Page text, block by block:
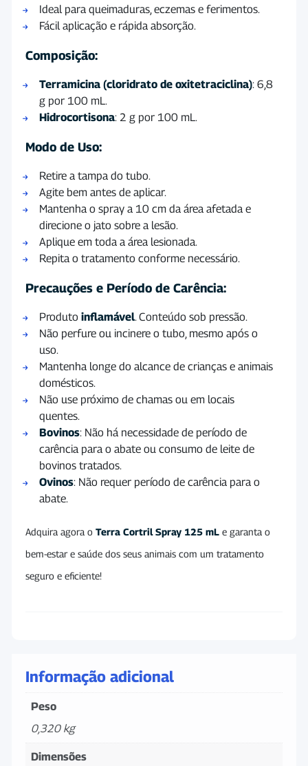
Ideal para queimaduras, eczemas e ferimentos.
Fácil aplicação e rápida absorção.
Composição:
Terramicina (cloridrato de oxitetraciclina): 6,8
g por 100 mL.
Hidrocortisona: 2 g por 100 mL.
Modo de Uso:
Retire a tampa do tubo.
Agite bem antes de aplicar.
Mantenha o spray a 10 cm da área afetada e
direcione o jato sobre a lesão.
Aplique em toda a área lesionada.
Repita o tratamento conforme necessário.
Precauções e Período de Carência:
Produto inflamável. Conteúdo sob pressão.
Não perfure ou incinere o tubo, mesmo após o
uso.
Mantenha longe do alcance de crianças e animais
domésticos.
Não use próximo de chamas ou em locais
quentes.
Bovinos: Não há necessidade de período de
carência para o abate ou consumo de leite de
bovinos tratados.
Ovinos: Não requer período de carência para o
abate.
Adquira agora o Terra Cortril Spray 125 mL e garanta o
bem-estar e saúde dos seus animais com um tratamento
seguro e eficiente!
Informação adicional
Peso
0,320 kg
Dimensões